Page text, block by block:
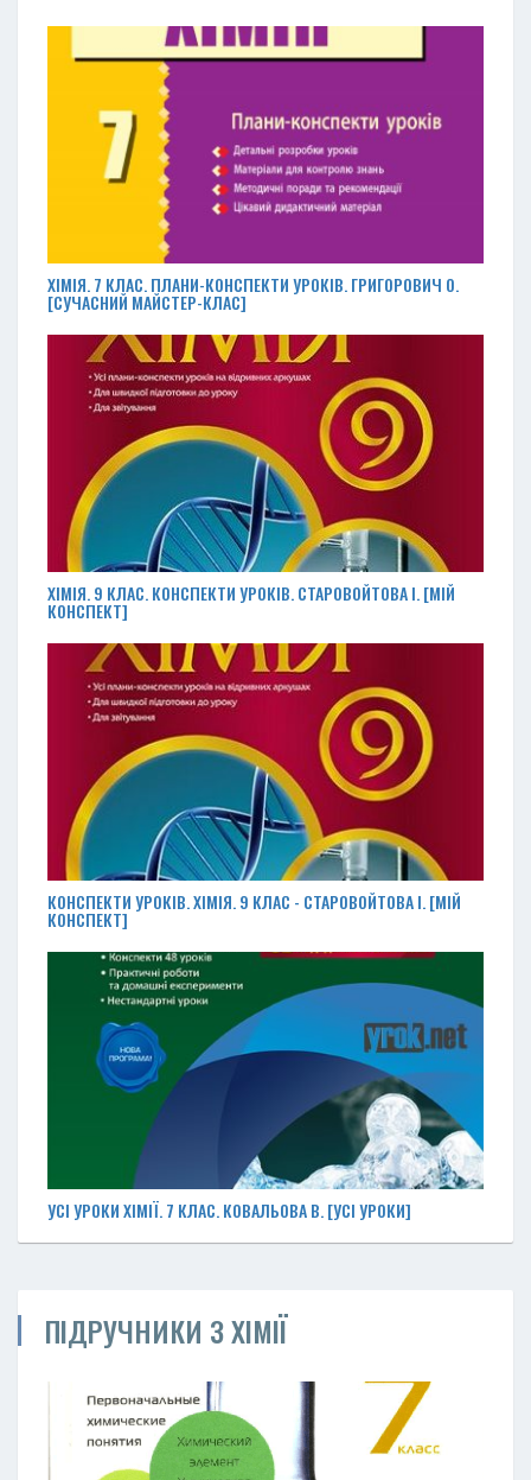
ХІМІЯ. 7 КЛАС. ПЛАНИ-КОНСПЕКТИ УРОКІВ. ГРИГОРОВИЧ О.
[СУЧАСНИЙ МАЙСТЕР-КЛАС]
ХІМІЯ. 9 КЛАС. КОНСПЕКТИ УРОКІВ. СТАРОВОЙТОВА І. [МІЙ
КОНСПЕКТ]
КОНСПЕКТИ УРОКІВ. ХІМІЯ. 9 КЛАС - СТАРОВОЙТОВА І. [МІЙ
КОНСПЕКТ]
УСІ УРОКИ ХІМІЇ. 7 КЛАС. КОВАЛЬОВА В. [УСІ УРОКИ]
ПІДРУЧНИКИ З ХІМІЇ